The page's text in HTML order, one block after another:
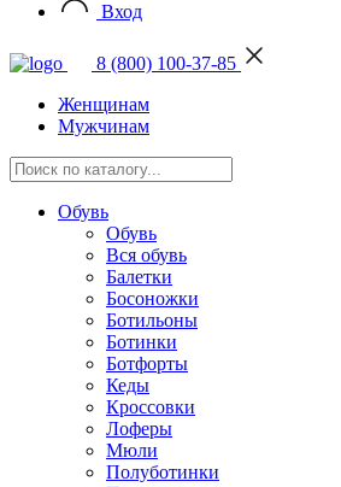
Вход
8 (800) 100-37-85
Женщинам
Мужчинам
Обувь
Обувь
Вся обувь
Балетки
Босоножки
Ботильоны
Ботинки
Ботфорты
Кеды
Кроссовки
Лоферы
Мюли
Полуботинки